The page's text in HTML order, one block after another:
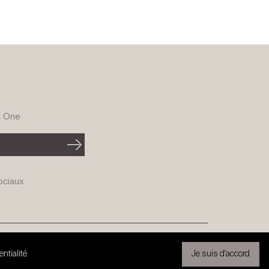
Je suis d'accord
Partenariat exclusif
One